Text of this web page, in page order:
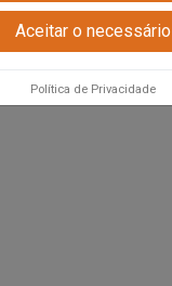
Aceitar o necessário
Política de Privacidade